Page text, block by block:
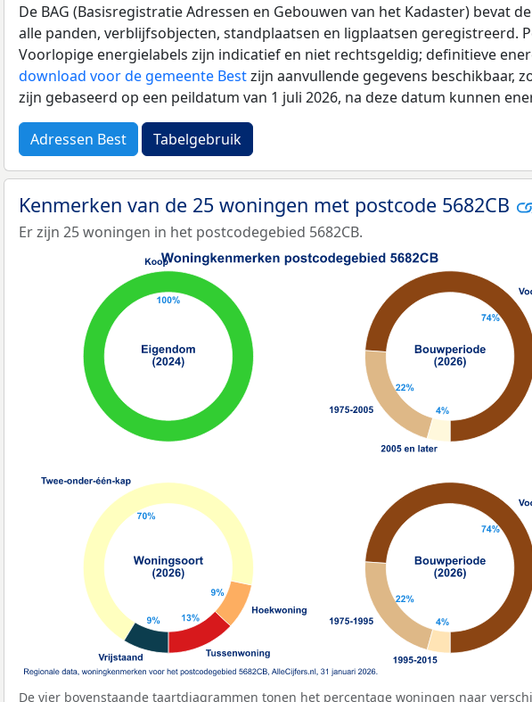
De BAG (Basisregistratie Adressen en Gebouwen van het Kadaster) bevat
alle panden, verblijfsobjecten, standplaatsen en ligplaatsen
Voorlopige energielabels zijn indicatief en niet rechtsgeldig; definitieve
download voor de gemeente Bestzijn aanvullende gegevens beschikbaar,
zijn gebaseerd op een peildatum van 1 juli 2026, na deze datum kunnen
Adressen Best Tabelgebruik
Kenmerken van de 25 woningen met postcode 5682CB
Er zijn 25 woningen in het postcodegebied 5682CB.
De vier bovenstaande taartdiagrammen tonen het percentage woningen naar